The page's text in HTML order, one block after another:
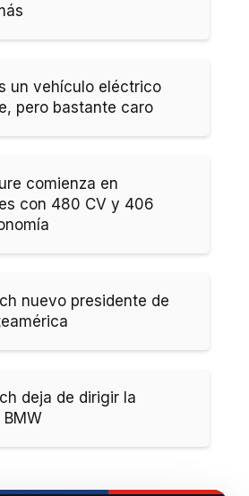
un vehículo eléctrico
pero bastante caro
comienza en
con 480 CV y 406
nuevo presidente de
deja de dirigir la